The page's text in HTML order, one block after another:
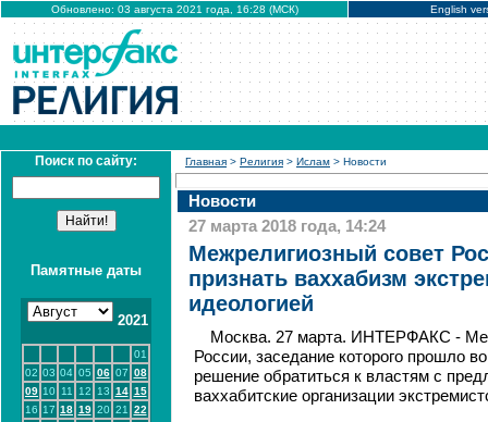
Обновлено: 03 августа 2021 года, 16:28 (МСК) English
Поиск по сайту:
Памятные даты
2021
01
02 03 04 05 06 07 08
09 10 11 12 13 14 15
16 17 18 19 20 21
22
Главная > Религия > Ислам > Новости
Новости
27 марта 2018 года, 14:24
Межрелигиозный совет
признать ваххабизм
идеологией
Москва. 27 марта. ИНТЕРФАКС -
России, заседание которого прошло
решение обратиться к властям с
ваххабитские организации